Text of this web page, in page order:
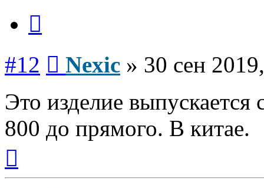
#12 Nexic » 30 сен
Это изделие
800 до прямого. В китае.
началу